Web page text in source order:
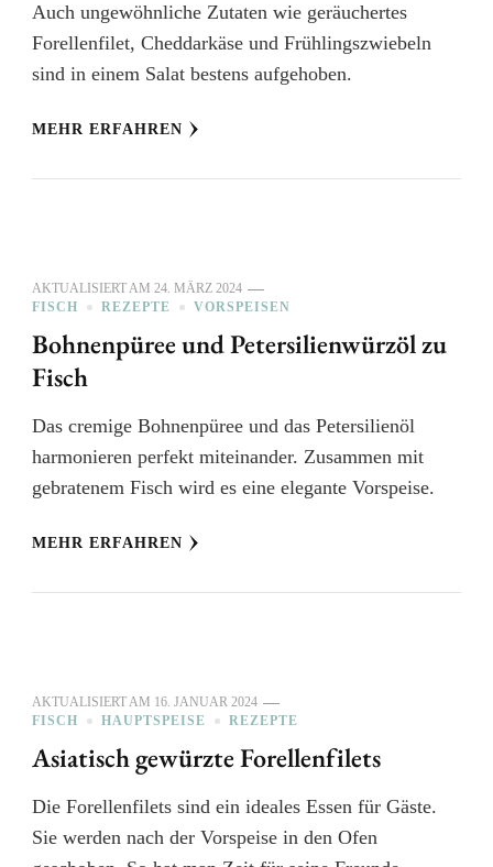
Auch ungewöhnliche Zutaten wie geräuchertes
Forellenfilet, Cheddarkäse und Frühlingszwiebeln
sind in einem Salat bestens aufgehoben.
MEHR ERFAHREN
AKTUALISIERT AM 24. MÄRZ 2024
FISCH
REZEPTE VORSPEISEN
Bohnenpüree und Petersilienwürzöl zu
Fisch
Das cremige Bohnenpüree und das Petersilienöl
harmonieren perfekt miteinander. Zusammen mit
gebratenem Fisch wird es eine elegante Vorspeise.
MEHR ERFAHREN
AKTUALISIERT AM 16. JANUAR 2024
FISCH
HAUPTSPEISE REZEPTE
Asiatisch gewürzte Forellenfilets
Die Forellenfilets sind ein ideales Essen für Gäste.
Sie werden nach der Vorspeise in den Ofen